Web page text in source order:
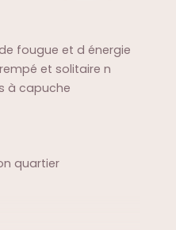
fougue et d énergie
et solitaire n
à capuche
quartier